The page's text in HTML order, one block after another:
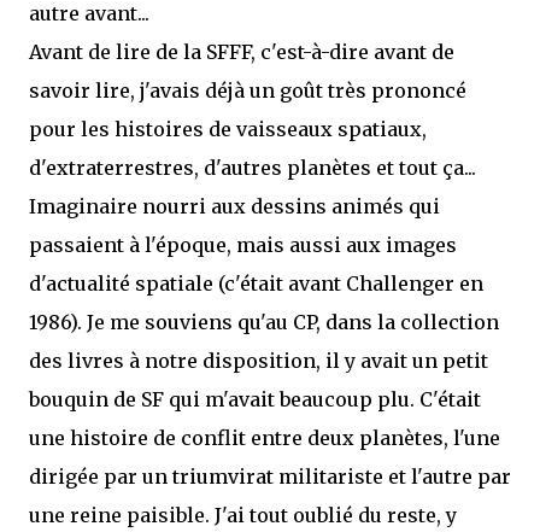
autre avant...
Avant de lire de la SFFF, c'est-à-dire avant de
savoir lire, j'avais déjà un goût très prononcé
pour les histoires de vaisseaux spatiaux,
d'extraterrestres, d'autres planètes et tout ça...
Imaginaire nourri aux dessins animés qui
passaient à l'époque, mais aussi aux images
d'actualité spatiale (c'était avant Challenger en
1986). Je me souviens qu'au CP, dans la collection
des livres à notre disposition, il y avait un petit
bouquin de SF qui m'avait beaucoup plu. C'était
une histoire de conflit entre deux planètes, l'une
dirigée par un triumvirat militariste et l'autre par
une reine paisible. J'ai tout oublié du reste, y